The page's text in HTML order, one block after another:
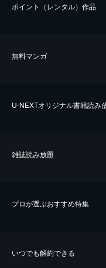
ポイント（レンタル）作品
無料マンガ
U-NEXTオリジナル書籍読み
雑誌読み放題
プロが選ぶおすすめ特集
いつでも解約できる